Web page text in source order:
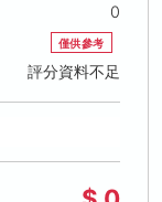
0
僅供參考
評分資料不足